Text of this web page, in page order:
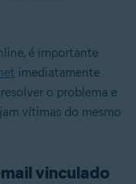
é importante
imediatamente
o problema e
vítimas do mesmo
vinculado